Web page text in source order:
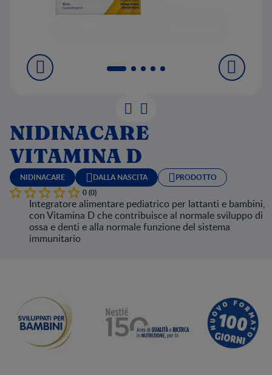
NIDINACARE
VITAMINA D
NIDINACARE DALLA NASCITA
PRODOTTO
0 (0)
Integratore alimentare pediatrico per lattanti e bambini,
con Vitamina D che contribuisce al normale sviluppo di
ossa e denti e alla normale funzione del sistema
immunitario